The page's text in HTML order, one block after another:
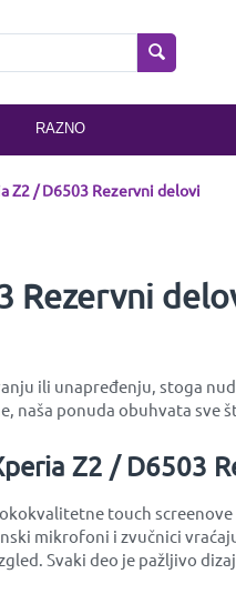
RAZNO
Z2 / D6503 Rezervni delovi
Rezervni
ili unapređenju, stoga
naša ponuda obuhvata
Z2 / D6503
touch
mikrofoni i zvučnici
Svaki deo je pažljivo